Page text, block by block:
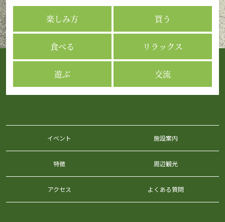
楽しみ方 買う
食べる リラックス
遊ぶ 交流
イベント 施設案内
特徴 周辺観光
アクセス よくある質問